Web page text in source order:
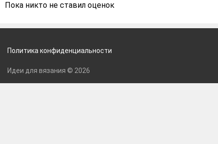
Пока никто не ставил оценок
Политика конфиденциальности
Идеи для вязания © 2026